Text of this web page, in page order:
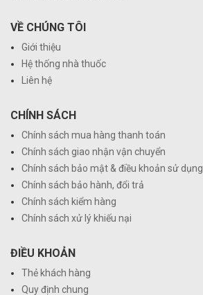
VỀ CHÚNG TÔI
Giới thiệu
Hệ thống nhà thuốc
Liên hệ
CHÍNH SÁCH
Chính sách mua hàng thanh toán
Chính sách giao nhận vận chuyển
Chính sách bảo mật & điều khoản sử dụng
Chính sách bảo hành, đổi trả
Chính sách kiểm hàng
Chính sách xử lý khiếu nại
ĐIỀU KHOẢN
Thẻ khách hàng
Quy định chung